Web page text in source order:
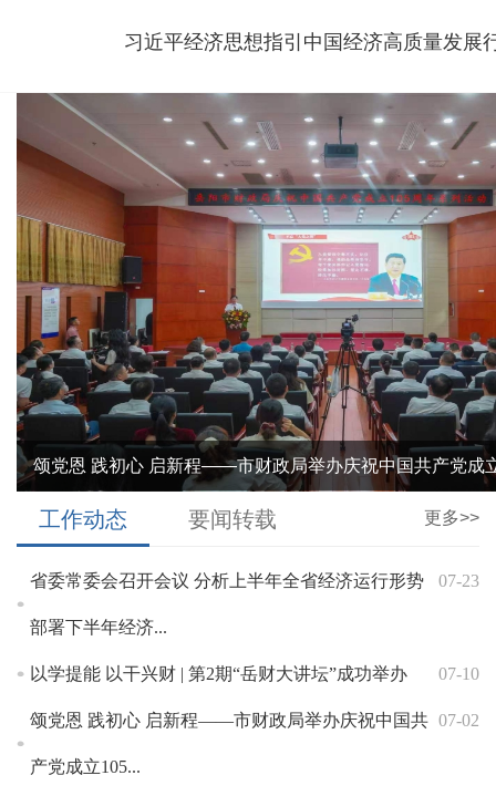
习近平经济思想指引中国经济高质量发展
颂党恩 践初心 启新程——市财政局举办庆祝中国共产党成
工作动态 要闻转载 更多>>
07-23
省委常委会召开会议 分析上半年全省经济运行形势
部署下半年经济...
07-10
以学提能 以干兴财 | 第2期“岳财大讲坛”成功举办
07-02
颂党恩 践初心 启新程——市财政局举办庆祝中国共
产党成立105...